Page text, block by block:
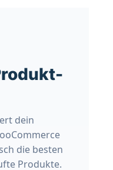
dein
die besten
Produkte.